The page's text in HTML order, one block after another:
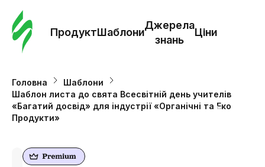
ПродуктШаблони
Джерела
знань
Ціни
Головна
Шаблони
Шаблон листа до свята Всесвітній день учителів
«Багатий досвід» для індустрії «Органічні та Еко
Продукти»